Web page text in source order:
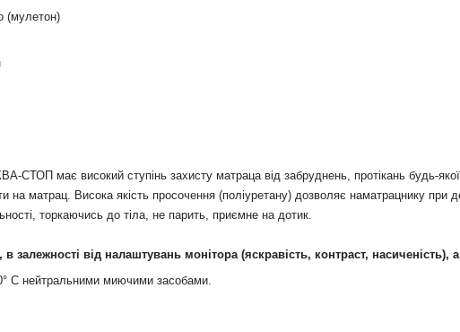
(мулетон)
СТОП має високий ступінь захисту матраца від забруднень, протікань будь-
на матрац. Висока якість просочення (поліуретану) дозволяє наматрацнику
торкаючись до тіла, не парить, приємне на дотик.
в залежності від налаштувань монітора (яскравість, контраст, насиченість),
С нейтральними миючими засобами.